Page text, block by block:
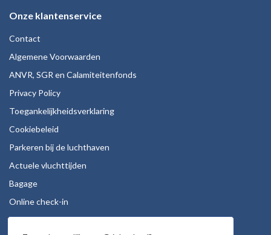
Onze klantenservice
Contact
Algemene Voorwaarden
ANVR, SGR en Calamiteitenfonds
Privacy Policy
Toegankelijkheidsverklaring
Cookiebeleid
Parkeren bij de luchthaven
Actuele vluchttijden
Bagage
Online check-in
Stoelreservering